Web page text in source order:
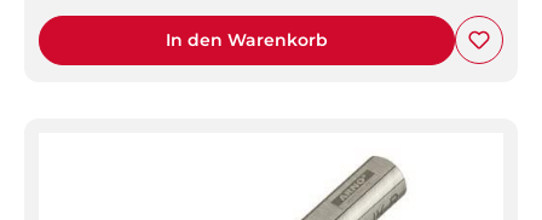
In den Warenkorb